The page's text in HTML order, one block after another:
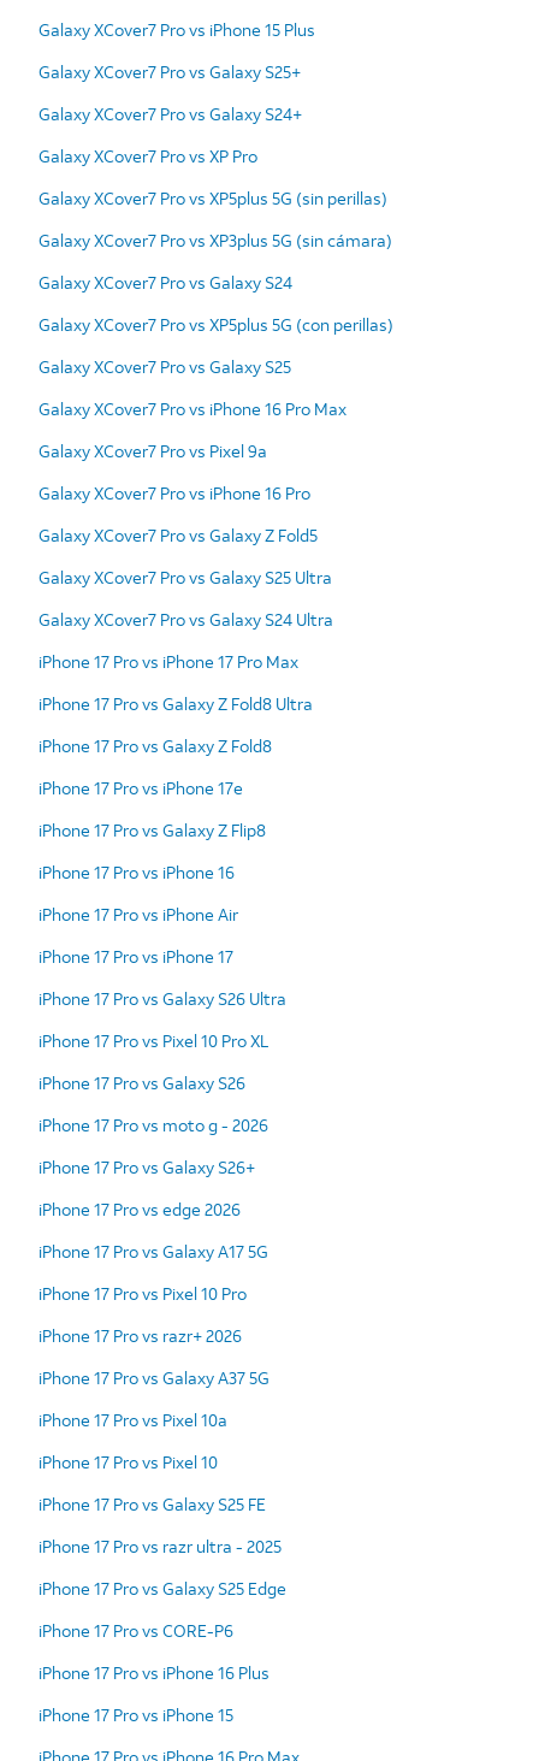
Galaxy XCover7 Pro vs iPhone 15 Plus
Galaxy XCover7 Pro vs Galaxy S25+
Galaxy XCover7 Pro vs Galaxy S24+
Galaxy XCover7 Pro vs XP Pro
Galaxy XCover7 Pro vs XP5plus 5G (sin perillas)
Galaxy XCover7 Pro vs XP3plus 5G (sin cámara)
Galaxy XCover7 Pro vs Galaxy S24
Galaxy XCover7 Pro vs XP5plus 5G (con perillas)
Galaxy XCover7 Pro vs Galaxy S25
Galaxy XCover7 Pro vs iPhone 16 Pro Max
Galaxy XCover7 Pro vs Pixel 9a
Galaxy XCover7 Pro vs iPhone 16 Pro
Galaxy XCover7 Pro vs Galaxy Z Fold5
Galaxy XCover7 Pro vs Galaxy S25 Ultra
Galaxy XCover7 Pro vs Galaxy S24 Ultra
iPhone 17 Pro vs iPhone 17 Pro Max
iPhone 17 Pro vs Galaxy Z Fold8 Ultra
iPhone 17 Pro vs Galaxy Z Fold8
iPhone 17 Pro vs iPhone 17e
iPhone 17 Pro vs Galaxy Z Flip8
iPhone 17 Pro vs iPhone 16
iPhone 17 Pro vs iPhone Air
iPhone 17 Pro vs iPhone 17
iPhone 17 Pro vs Galaxy S26 Ultra
iPhone 17 Pro vs Pixel 10 Pro XL
iPhone 17 Pro vs Galaxy S26
iPhone 17 Pro vs moto g - 2026
iPhone 17 Pro vs Galaxy S26+
iPhone 17 Pro vs edge 2026
iPhone 17 Pro vs Galaxy A17 5G
iPhone 17 Pro vs Pixel 10 Pro
iPhone 17 Pro vs razr+ 2026
iPhone 17 Pro vs Galaxy A37 5G
iPhone 17 Pro vs Pixel 10a
iPhone 17 Pro vs Pixel 10
iPhone 17 Pro vs Galaxy S25 FE
iPhone 17 Pro vs razr ultra - 2025
iPhone 17 Pro vs Galaxy S25 Edge
iPhone 17 Pro vs CORE-P6
iPhone 17 Pro vs iPhone 16 Plus
iPhone 17 Pro vs iPhone 15
iPhone 17 Pro vs iPhone 16 Pro Max